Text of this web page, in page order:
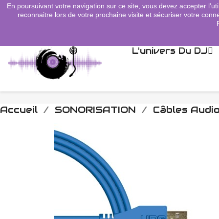
search
L'univers Du DJ
Accueil SONORISATION Câbles
En poursuivant votre navigation sur ce site, vous devez accepter
reconnaitre lors de votre prochaine visite et sécuriser votre